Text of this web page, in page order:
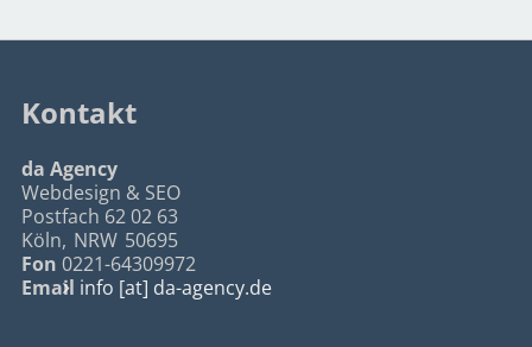
Kontakt
da Agency
Webdesign & SEO
Postfach 62 02 63
Köln, NRW 50695
Fon 0221-64309972
Email info [at] da-agency.de